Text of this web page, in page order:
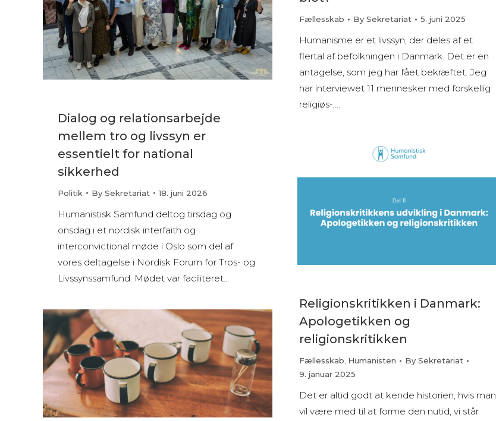
Dialog og relationsarbejde
mellem tro og livssyn er
essentielt for national
sikkerhed
Politik By Sekretariat 18. juni 2026
Humanistisk Samfund deltog tirsdag og
onsdag i et nordisk interfaith og
interconvictional møde i Oslo som del af
vores deltagelse i Nordisk Forum for Tros- og
Livssynssamfund. Mødet var faciliteret…
Fællesskab By Sekretariat 5. juni 2025
Humanisme er et livssyn, der deles af et
flertal af befolkningen i Danmark. Det er en
antagelse, som jeg har fået bekræftet. Jeg
har interviewet 11 mennesker med forskellig
religiøs-,…
Religionskritikken i Danmark:
Apologetikken og
religionskritikken
Fællesskab, Humanisten By Sekretariat
9. januar 2025
Det er altid godt at kende historien, hvis man
vil være med til at forme den nutid, vi står